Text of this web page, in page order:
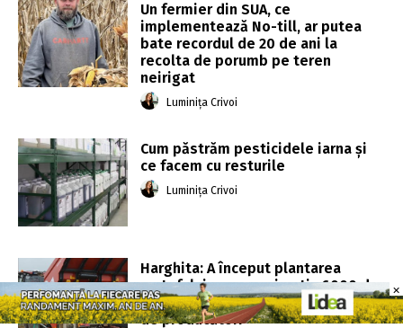
Un fermier din SUA, ce
implementează No-till, ar putea
bate recordul de 20 de ani la
recolta de porumb pe teren
neirigat
Luminița Crivoi
Cum păstrăm pesticidele iarna și
ce facem cu resturile
Luminița Crivoi
Harghita: A început plantarea
cartofului, pe aproximativ 6000 de
hectare; în judeţ sunt peste o mie
de producători
×
×